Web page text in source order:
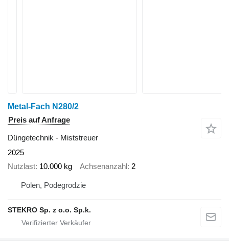
Metal-Fach N280/2
Preis auf Anfrage
Düngetechnik - Miststreuer
2025
Nutzlast 10.000 kg Achsenanzahl 2
Polen, Podegrodzie
STEKRO Sp. z o.o. Sp.k.